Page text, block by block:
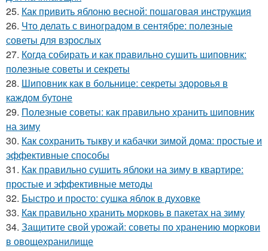
25. Как привить яблоню весной: пошаговая инструкция
26. Что делать с виноградом в сентябре: полезные
советы для взрослых
27. Когда собирать и как правильно сушить шиповник:
полезные советы и секреты
28. Шиповник как в больнице: секреты здоровья в
каждом бутоне
29. Полезные советы: как правильно хранить шиповник
на зиму
30. Как сохранить тыкву и кабачки зимой дома: простые и
эффективные способы
31. Как правильно сушить яблоки на зиму в квартире:
простые и эффективные методы
32. Быстро и просто: сушка яблок в духовке
33. Как правильно хранить морковь в пакетах на зиму
34. Защитите свой урожай: советы по хранению моркови
в овощехранилище